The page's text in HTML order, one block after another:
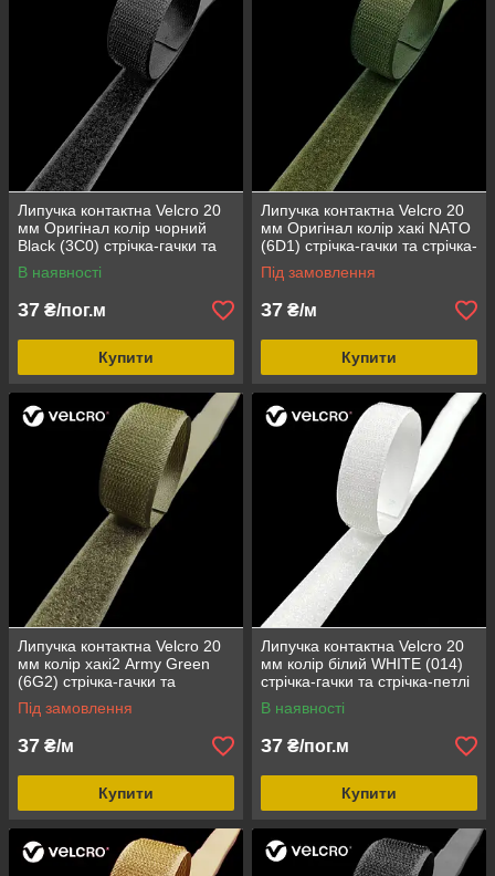
Липучка контактна Velcro 20
мм Оригінал колір чорний
Black (3C0) стрічка-гачки та
стрічка-петлі комплект
loop/hook
В наявності
37 ₴/пог.м
Купити
Липучка контактна Velcro 20
мм Оригінал колір хакі NATO
(6D1) стрічка-гачки та стрічка-
петлі комплект loop/hook
Під замовлення
37 ₴/м
Купити
Липучка контактна Velcro 20
мм колір хакі2 Army Green
(6G2) стрічка-гачки та
стрічка-петлі комплект
loop/hook
Під замовлення
37 ₴/м
Купити
Липучка контактна Velcro 20
мм колір білий WHITE (014)
стрічка-гачки та стрічка-петлі
комплект loop/hook
В наявності
37 ₴/пог.м
Купити